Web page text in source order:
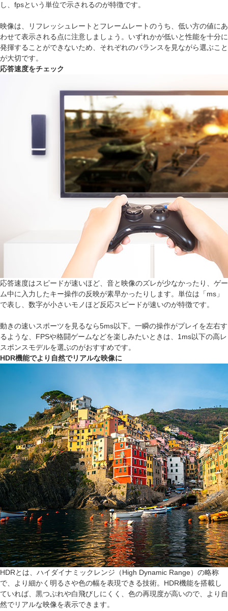
し、fpsという単位で示されるのが特徴です。
映像は、リフレッシュレートとフレームレートのうち、低い方の値にあ
わせて表示される点に注意しましょう。いずれかが低いと性能を十分に
発揮することができないため、それぞれのバランスを見ながら選ぶこと
が大切です。
応答速度をチェック
応答速度はスピードが速いほど、音と映像のズレが少なかったり、ゲー
ム中に入力したキー操作の反映が素早かったりします。単位は「ms」
で表し、数字が小さいモノほど反応スピードが速いのが特徴です。
動きの速いスポーツを見るなら5ms以下。一瞬の操作がプレイを左右す
るような、FPSや格闘ゲームなどを楽しみたいときは、1ms以下の高レ
スポンスモデルを選ぶのがおすすめです。
HDR機能でより自然でリアルな映像に
HDRとは、ハイダイナミックレンジ（High Dynamic Range）の略称
で、より細かく明るさや色の幅を表現できる技術。HDR機能を搭載し
ていれば、黒つぶれや白飛びしにくく、色の再現度が高いので、より自
然でリアルな映像を表示できます。